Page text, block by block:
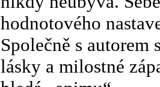
hodnotového
Společně s
lásky a milostné